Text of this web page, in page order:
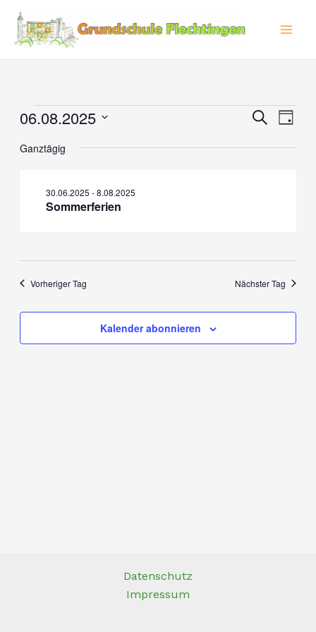
Inhalt
springen
Veranstaltungen
6.08.2025
und
Suche
Tag
06.08.2025
wählen.
Ganztägig
Sommerferien
30.06.2025 -8.08.2025
Vorheriger Tag Nächster Tag
Kalender abonnieren
Datenschutz
Impressum